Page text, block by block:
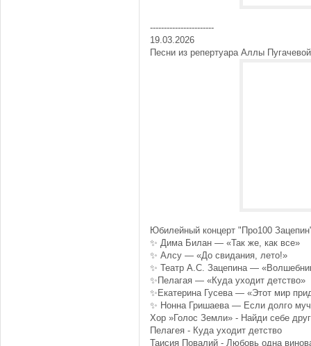
-----------------------
19.03.2026
Песни из репертуара Аллы
Юбилейный концерт "Про100
✨ Дима Билан — «Так же, как все»
✨ Алсу — «До свидания, лето!»
✨ Театр А.С. Зацепина —
✨Пелагая — «Куда уходит детство»
✨Екатерина Гусева — «Этот мир
✨ Нонна Гришаева — Если долго
Хор »Голос Земли» - Найди себе
Пелагея - Куда уходит детство
Таисия Повалий - Любовь одна